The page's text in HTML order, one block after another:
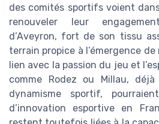
des comités sportifs voient
renouveler leur
d’Aveyron, fort de son tissu
terrain propice à l’émergence
lien avec la passion du jeu et
comme Rodez ou Millau,
dynamisme sportif,
d’innovation esportive en